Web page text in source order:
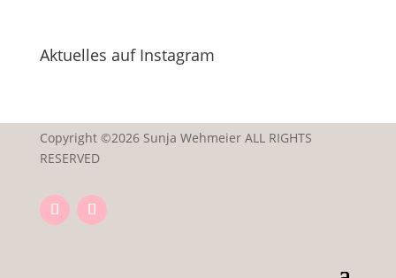
Aktuelles auf Instagram
Copyright ©2026 Sunja Wehmeier ALL RIGHTS
RESERVED